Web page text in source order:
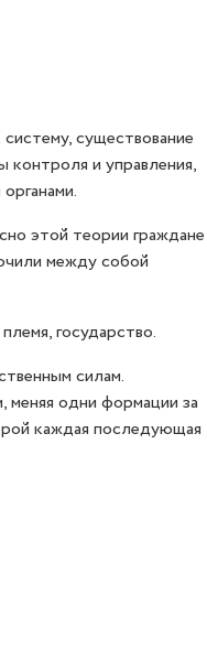
существование
контроля и управления,
этой теории граждане
между собой
государство.
силам.
меняя одни формации за
каждая последующая